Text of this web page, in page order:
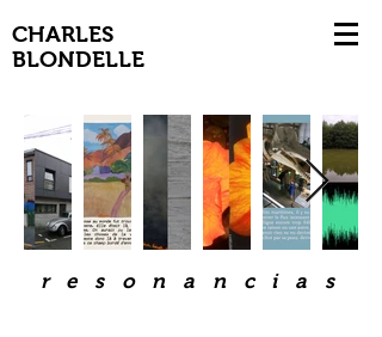
CHARLES
BLONDELLE
resonancias